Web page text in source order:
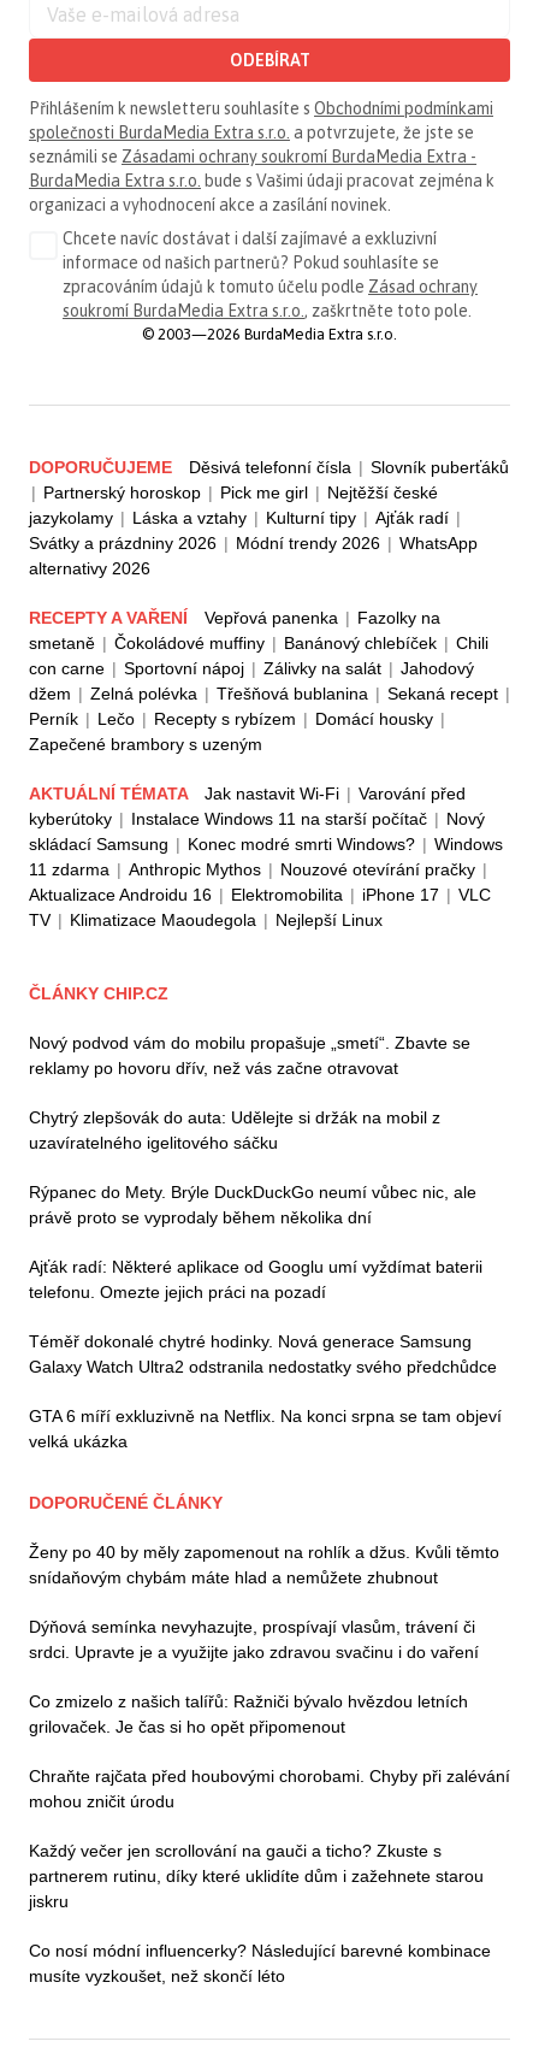
ODEBÍRAT
Přihlášením k newsletteru souhlasíte s Obchodními podmínkami
společnosti BurdaMedia Extra s.r.o. a potvrzujete, že jste se
seznámili se Zásadami ochrany soukromí BurdaMedia Extra -
BurdaMedia Extra s.r.o. bude s Vašimi údaji pracovat zejména k
organizaci a vyhodnocení akce a zasílání novinek.
Chcete navíc dostávat i další zajímavé a exkluzivní
informace od našich partnerů? Pokud souhlasíte se
zpracováním údajů k tomuto účelu podle Zásad ochrany
soukromí BurdaMedia Extra s.r.o., zaškrtněte toto pole.
© 2003—2026 BurdaMedia Extra s.r.o.
DOPORUČUJEME Děsivá telefonní čísla | Slovník puberťáků
| Partnerský horoskop | Pick me girl | Nejtěžší české
jazykolamy | Láska a vztahy | Kulturní tipy | Ajťák radí |
Svátky a prázdniny 2026 | Módní trendy 2026 | WhatsApp
alternativy 2026
RECEPTY A VAŘENÍ Vepřová panenka | Fazolky na
smetaně | Čokoládové muffiny | Banánový chlebíček | Chili
con carne | Sportovní nápoj | Zálivky na salát | Jahodový
džem | Zelná polévka | Třešňová bublanina | Sekaná recept |
Perník | Lečo | Recepty s rybízem | Domácí housky |
Zapečené brambory s uzeným
AKTUÁLNÍ TÉMATA Jak nastavit Wi-Fi | Varování před
kyberútoky | Instalace Windows 11 na starší počítač | Nový
skládací Samsung | Konec modré smrti Windows? | Windows
11 zdarma | Anthropic Mythos | Nouzové otevírání pračky |
Aktualizace Androidu 16 | Elektromobilita | iPhone 17 | VLC
TV | Klimatizace Maoudegola | Nejlepší Linux
ČLÁNKY CHIP.CZ
Nový podvod vám do mobilu propašuje „smetí“. Zbavte se
reklamy po hovoru dřív, než vás začne otravovat
Chytrý zlepšovák do auta: Udělejte si držák na mobil z
uzavíratelného igelitového sáčku
Rýpanec do Mety. Brýle DuckDuckGo neumí vůbec nic, ale
právě proto se vyprodaly během několika dní
Ajťák radí: Některé aplikace od Googlu umí vyždímat baterii
telefonu. Omezte jejich práci na pozadí
Téměř dokonalé chytré hodinky. Nová generace Samsung
Galaxy Watch Ultra2 odstranila nedostatky svého předchůdce
GTA 6 míří exkluzivně na Netflix. Na konci srpna se tam objeví
velká ukázka
DOPORUČENÉ ČLÁNKY
Ženy po 40 by měly zapomenout na rohlík a džus. Kvůli těmto
snídaňovým chybám máte hlad a nemůžete zhubnout
Dýňová semínka nevyhazujte, prospívají vlasům, trávení či
srdci. Upravte je a využijte jako zdravou svačinu i do vaření
Co zmizelo z našich talířů: Ražniči bývalo hvězdou letních
grilovaček. Je čas si ho opět připomenout
Chraňte rajčata před houbovými chorobami. Chyby při zalévání
mohou zničit úrodu
Každý večer jen scrollování na gauči a ticho? Zkuste s
partnerem rutinu, díky které uklidíte dům i zažehnete starou
jiskru
Co nosí módní influencerky? Následující barevné kombinace
musíte vyzkoušet, než skončí léto